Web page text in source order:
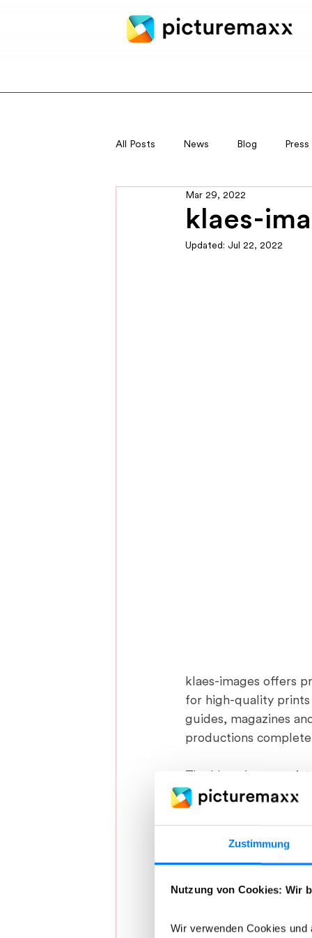
Zustimmung
Nutzung von Cookies: Wir
Wir verwenden Cookies
All Posts News Blog Press
klaes-
Mar 29, 2022
Updated: Jul 22, 2022
klaes-images offers
for high-quality prints
guides, magazines
productions
endeavored to be
upon in writing, the